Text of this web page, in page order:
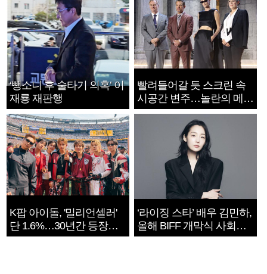
‘뺑소니 후 술타기 의혹’ 이
재룡 재판행
빨려들어갈 듯 스크린 속
시공간 변주…놀란의 메시
지는 ‘전쟁 속죄’
K팝 아이돌, '밀리언셀러'
단 1.6%…30년간 등장
1182개팀 전수조사
‘라이징 스타’ 배우 김민하,
올해 BIFF 개막식 사회자
확정